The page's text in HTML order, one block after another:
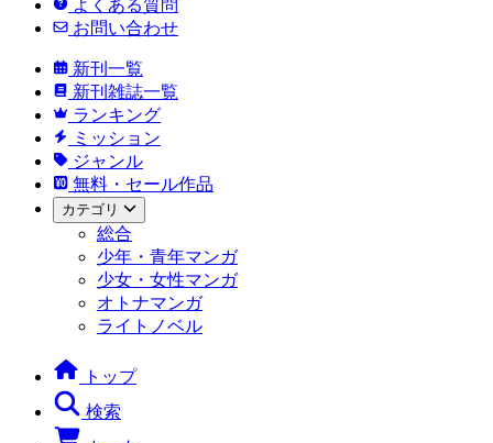
よくある質問
お問い合わせ
新刊一覧
新刊雑誌一覧
ランキング
ミッション
ジャンル
無料・セール作品
カテゴリ
総合
少年・青年マンガ
少女・女性マンガ
オトナマンガ
ライトノベル
トップ
検索